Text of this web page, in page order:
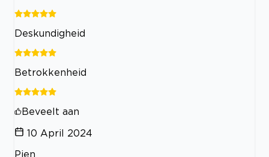
Deskundigheid
Betrokkenheid
Beveelt aan
10 April 2024
Pien